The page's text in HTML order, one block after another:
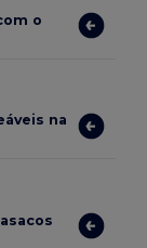
o
na